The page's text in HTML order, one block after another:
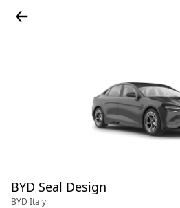
BYD Seal Design
BYD Italy